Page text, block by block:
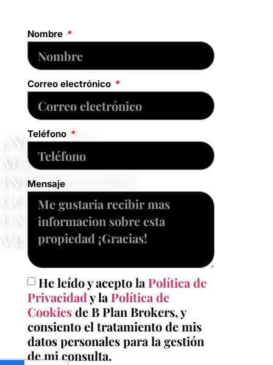
¿Necesita
más
información,
concertar
una
visita?
"Contacte
nosotros"
Nombre
Correo electrónico
Teléfono
Mensaje
He leído y acepto la Política de
Privacidady la Política de
Cookiesde B Plan Brokers, y
consiento el tratamiento de mis
datos personales para la gestión
de mi consulta.